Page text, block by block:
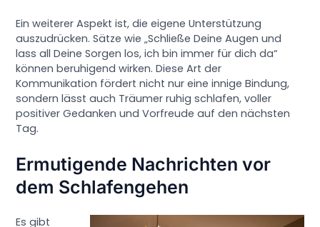
Ein weiterer Aspekt ist, die eigene Unterstützung
auszudrücken. Sätze wie „Schließe Deine Augen und
lass all Deine Sorgen los, ich bin immer für dich da“
können beruhigend wirken. Diese Art der
Kommunikation fördert nicht nur eine innige Bindung,
sondern lässt auch Träumer ruhig schlafen, voller
positiver Gedanken und Vorfreude auf den nächsten
Tag.
Ermutigende Nachrichten vor
dem Schlafengehen
Es gibt